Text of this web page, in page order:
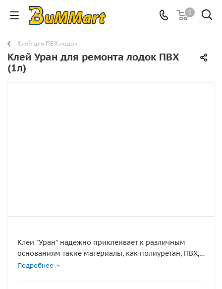
0
Клей для ПВХ лодок
Клей Уран для ремонта лодок ПВХ
(1л)
Клеи "Уран" надежно приклеивает к различным
основаниям такие материалы, как полиуретан, ПВХ,
резину, искусственную кожу, ТЭП, оргстекло,
Подробнее